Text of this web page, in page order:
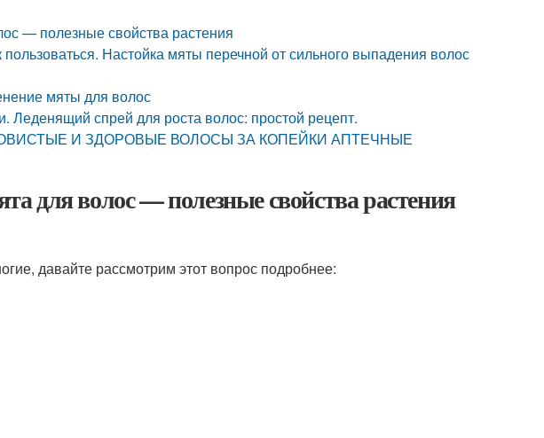
— полезные свойства растения
Настойка мяты перечной от сильного выпадения волос
мяты для волос
Леденящий спрей для роста волос: простой рецепт.
И ЗДОРОВЫЕ ВОЛОСЫ ЗА КОПЕЙКИ АПТЕЧНЫЕ
для волос — полезные свойства растения
давайте рассмотрим этот вопрос подробнее: